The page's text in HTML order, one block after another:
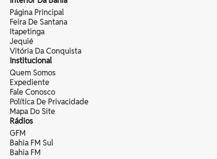
Página Principal
Feira De Santana
Itapetinga
Jequié
Vitória Da Conquista
Institucional
Quem Somos
Expediente
Fale Conosco
Política De Privacidade
Mapa Do Site
Rádios
GFM
Bahia FM Sul
Bahia FM